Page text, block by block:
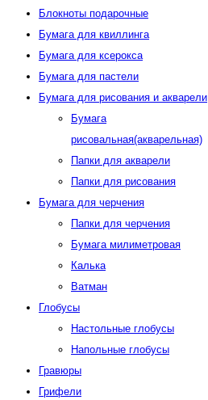
Блокноты подарочные
Бумага для квиллинга
Бумага для ксерокса
Бумага для пастели
Бумага для рисования и акварели
Бумага
рисовальная(акварельная)
Папки для акварели
Папки для рисования
Бумага для черчения
Папки для черчения
Бумага милиметровая
Калька
Ватман
Глобусы
Настольные глобусы
Напольные глобусы
Гравюры
Грифели